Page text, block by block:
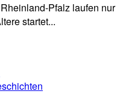
Pfalz laufen nur
startet...